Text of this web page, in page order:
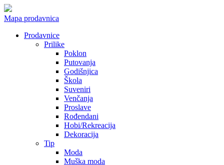
Mapa prodavnica
Prodavnice
Prilike
Poklon
Putovanja
Godišnjica
Škola
Suveniri
Venčanja
Proslave
Rođendani
Hobi/Rekreacija
Dekoracija
Tip
Moda
Muška moda